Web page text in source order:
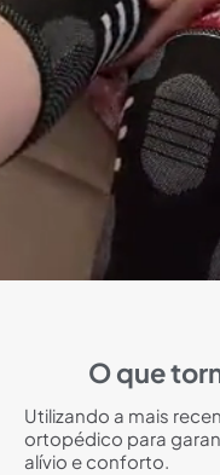
O que
Utilizando a mais
ortopédico para
alívio e conforto.